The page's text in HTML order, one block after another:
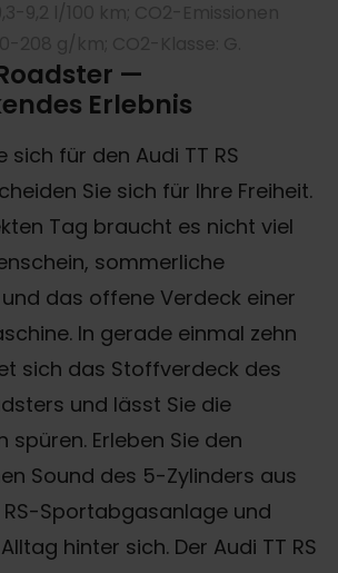
—
Erlebnis
sich für den Audi TT RS
Sie sich für Ihre Freiheit.
Tag braucht es nicht viel
sommerliche
das offene Verdeck einer
In gerade einmal zehn
sich das Stoffverdeck des
und lässt Sie die
spüren. Erleben Sie den
Sound des 5-Zylinders aus
Sportabgasanlage und
hinter sich. Der Audi TT RS